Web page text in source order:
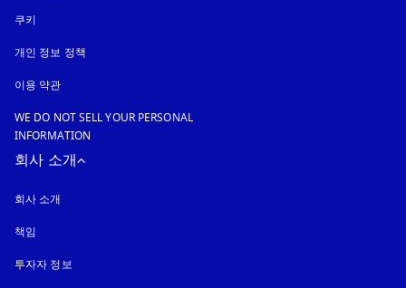
쿠키
개인 정보 정책
이용 약관
WE DO NOT SELL YOUR PERSONAL
INFORMATION
회사 소개
회사 소개
책임
투자자 정보